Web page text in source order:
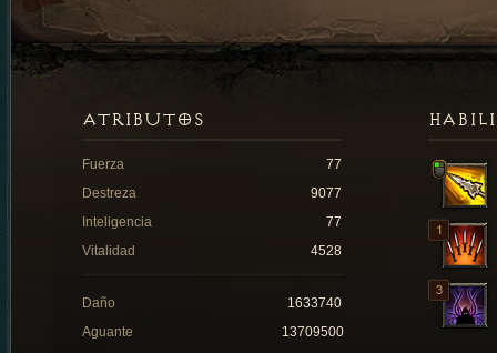
ATRIBUTOS
Fuerza
77
Destreza
9077
Inteligencia
77
Vitalidad
4528
Daño
1633740
Aguante
13709500